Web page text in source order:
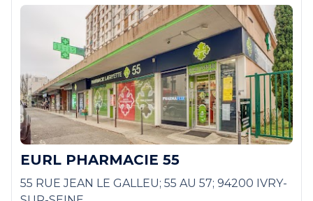
EURL PHARMACIE 55
55 RUE JEAN LE GALLEU; 55 AU 57; 94200 IVRY-